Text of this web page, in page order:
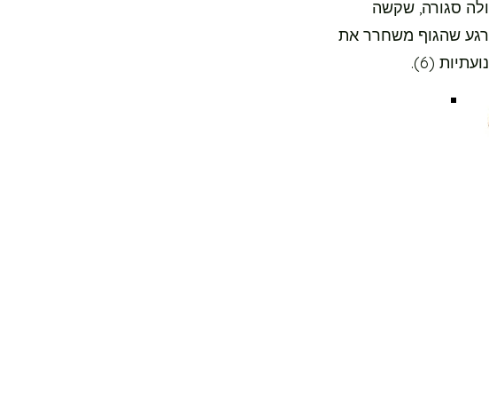
סגורה, שקשה
שהגוף משחרר את
(6).